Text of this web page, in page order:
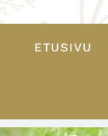
ETUSIVU